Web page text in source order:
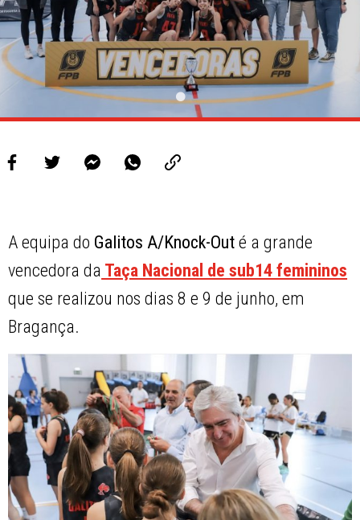
A equipa do Galitos A/Knock-Out é a grande
vencedora da Taça Nacional de sub14 femininos
que se realizou nos dias 8 e 9 de junho, em
Bragança.